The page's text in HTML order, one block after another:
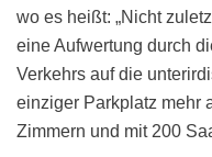
wo es heißt: „Nicht
eine Aufwertung durch
Verkehrs auf die
einziger Parkplatz mehr
Zimmern und mit 200